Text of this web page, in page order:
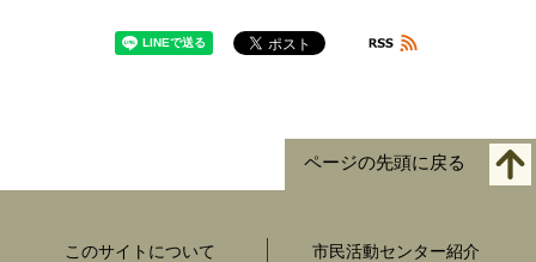
ページの先頭に戻る
このサイトについて 市民活動センター紹介